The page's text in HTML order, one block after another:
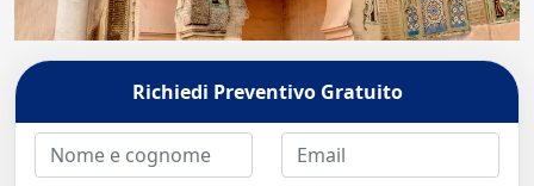
Richiedi Preventivo Gratuito